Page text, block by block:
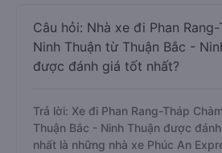
Câu hỏi: Nhà xe đi Phan
Ninh Thuận từ Thuận Bắc -
được đánh giá tốt nhất?
Trả lời: Xe đi Phan Rang-Tháp
Thuận Bắc - Ninh Thuận được
nhất là những nhà xe Phúc An